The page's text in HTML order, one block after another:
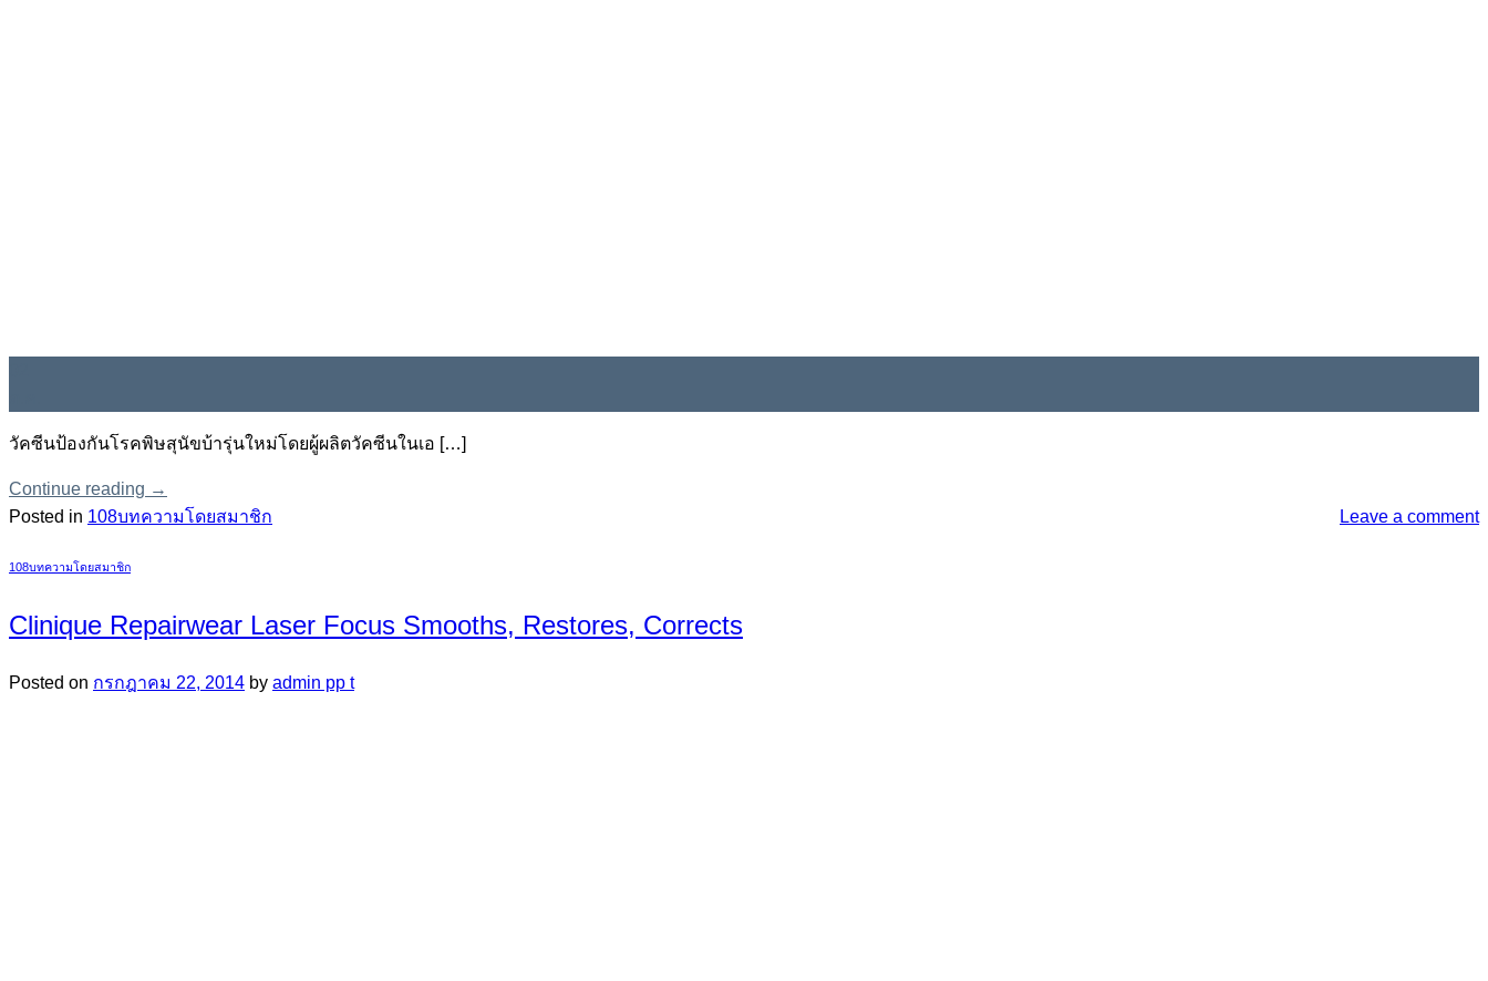
วัคซีนป้องกันโรคพิษสุนัขบ้ารุ่นใหม่โดยผู้ผลิตวัคซีนในเอ […]
Continue reading →
Posted in 108บทความโดยสมาชิก Leave a comment
108บทความโดยสมาชิก
Clinique Repairwear Laser Focus Smooths, Restores, Corrects
Posted on กรกฎาคม 22, 2014 by admin pp t